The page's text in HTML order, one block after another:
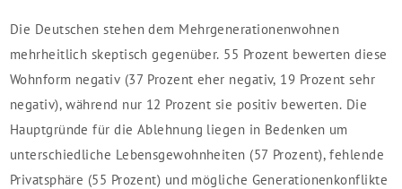
Die Deutschen stehen dem Mehrgenerationenwohnen
mehrheitlich skeptisch gegenüber. 55 Prozent bewerten diese
Wohnform negativ (37 Prozent eher negativ, 19 Prozent sehr
negativ), während nur 12 Prozent sie positiv bewerten. Die
Hauptgründe für die Ablehnung liegen in Bedenken um
unterschiedliche Lebensgewohnheiten (57 Prozent), fehlende
Privatsphäre (55 Prozent) und mögliche Generationenkonflikte